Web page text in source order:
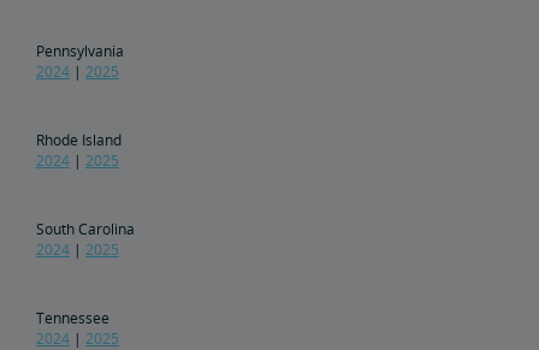
Pennsylvania
2024 | 2025
Rhode Island
2024 | 2025
South Carolina
2024 | 2025
Tennessee
2024 | 2025